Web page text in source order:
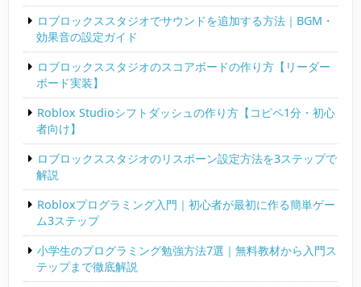
ロブロックススタジオでサウンドを追加する方法｜BGM・
効果音の設定ガイド
ロブロックススタジオのスコアボードの作り方【リーダー
ボード実装】
Roblox Studioシフトダッシュの作り方【コピペ1分・初心
者向け】
ロブロックススタジオのリスポーン設定方法を3ステップで
解説
Robloxプログラミング入門｜初心者が最初に作る簡単ゲー
ム3ステップ
小学生のプログラミング勉強方法7選｜無料教材から入門ス
テップまで徹底解説